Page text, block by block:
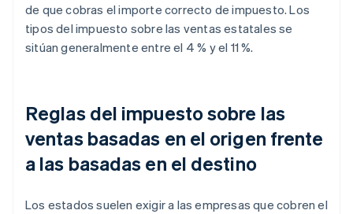
de que cobras el importe correcto de impuesto. Los
tipos del impuesto sobre las ventas estatales se
sitúan generalmente entre el 4 % y el 11 %.
Reglas del impuesto sobre las
ventas basadas en el origen frente
a las basadas en el destino
Los estados suelen exigir a las empresas que cobren el